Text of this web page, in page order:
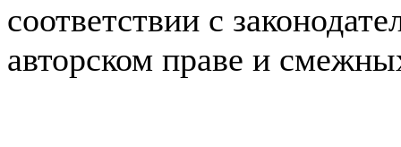
соответствии с
авторском праве и